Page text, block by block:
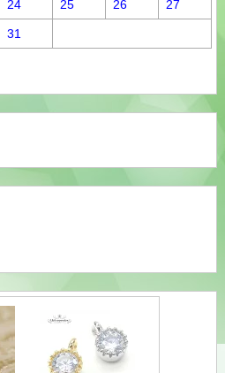
24 25 26 27
31